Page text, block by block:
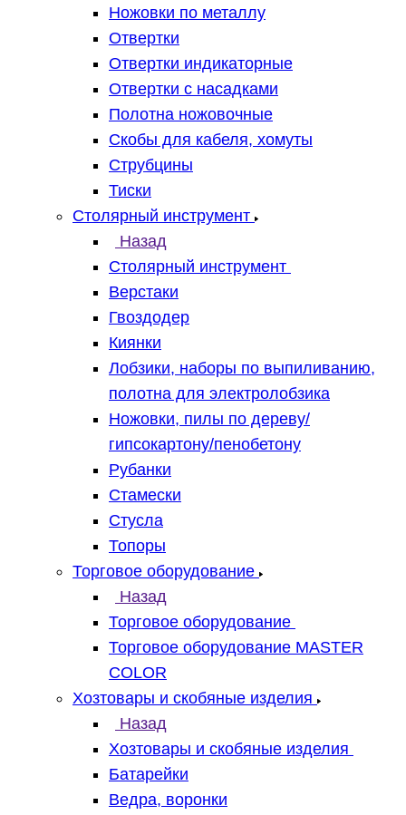
Ножовки по металлу
Отвертки
Отвертки индикаторные
Отвертки с насадками
Полотна ножовочные
Скобы для кабеля, хомуты
Струбцины
Тиски
Столярный инструмент
Назад
Столярный инструмент
Верстаки
Гвоздодер
Киянки
Лобзики, наборы по выпиливанию,
полотна для электролобзика
Ножовки, пилы по дереву/
гипсокартону/пенобетону
Рубанки
Стамески
Стусла
Топоры
Торговое оборудование
Назад
Торговое оборудование
Торговое оборудование MASTER
COLOR
Хозтовары и скобяные изделия
Назад
Хозтовары и скобяные изделия
Батарейки
Ведра, воронки